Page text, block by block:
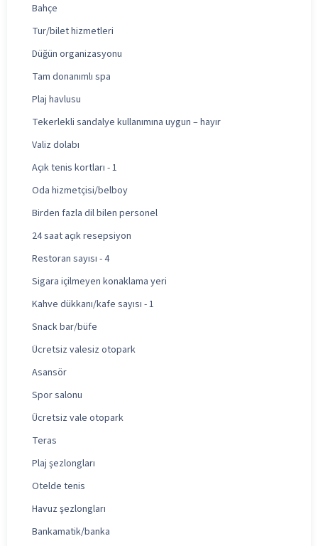
Bahçe
Tur/bilet hizmetleri
Düğün organizasyonu
Tam donanımlı spa
Plaj havlusu
Tekerlekli sandalye kullanımına uygun – hayır
Valiz dolabı
Açık tenis kortları - 1
Oda hizmetçisi/belboy
Birden fazla dil bilen personel
24 saat açık resepsiyon
Restoran sayısı - 4
Sigara içilmeyen konaklama yeri
Kahve dükkanı/kafe sayısı - 1
Snack bar/büfe
Ücretsiz valesiz otopark
Asansör
Spor salonu
Ücretsiz vale otopark
Teras
Plaj şezlongları
Otelde tenis
Havuz şezlongları
Bankamatik/banka